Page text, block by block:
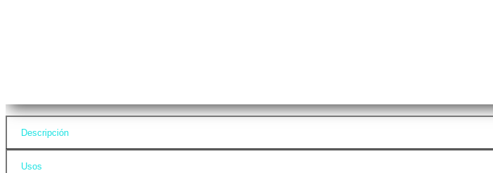
Descripción
Usos